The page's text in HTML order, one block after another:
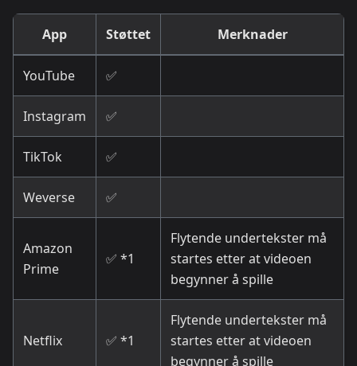
App Støttet Merknader
YouTube ✅
Instagram ✅
TikTok ✅
Weverse ✅
Amazon
Prime
✅ *1
Flytende undertekster må
startes etter at videoen
begynner å spille
Netflix ✅ *1
Flytende undertekster må
startes etter at videoen
begynner å spille